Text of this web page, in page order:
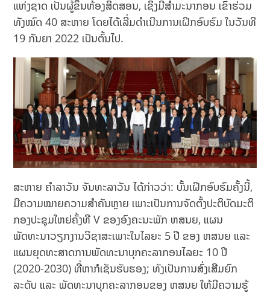
ແຫ່ງຊາດ ເປັນຜູ້ຂຶ້ນຫ້ອງສິດສອນ, ເຊິ່ງມີສຳມະນາກອນ ເຂົ້າຮ່ວມ
ທັງໝົດ 40 ສະຫາຍ ໂດຍໄດ້ເລີ່ມດໍາເນີນການເຝິກອົບຮົມ ໃນວັນທີ
19 ກັນຍາ 2022 ເປັນຕົ້ນໄປ.
ສະຫາຍ ຄຳລາວັນ ຈັນທະລາວັນ ໄດ້ກ່າວວ່າ: ບັ້ນເຝິກອົບຮົມຄັ້ງນີ້,
ມີຄວາມໝາຍຄວາມສຳຄັນຫຼາຍ ເພາະເປັນການຈັດຕັ້ງປະຕິບັດມະຕິ
ກອງປະຊຸມໃຫຍ່ຄັ້ງທີ V ຂອງອົງຄະນະພັກ ຫສນຍ, ແຜນ
ພັດທະນາວຽກງານວິຊາສະເພາະໃນໄລຍະ 5 ປີ ຂອງ ຫສນຍ ແລະ
ແຜນຍຸດທະສາດການພັດທະນາບຸກຄະລາກອນໄລຍະ 10 ປີ
(2020-2030) ທີ່ຫາກໍເຊັນຮັບຮອງ; ທັງເປັນການສົ່ງເສີມຍົກ
ລະດັບ ແລະ ພັດທະນາບຸກຄະລາກອນຂອງ ຫສນຍ ໃຫ້ມີຄວາມຮູ້